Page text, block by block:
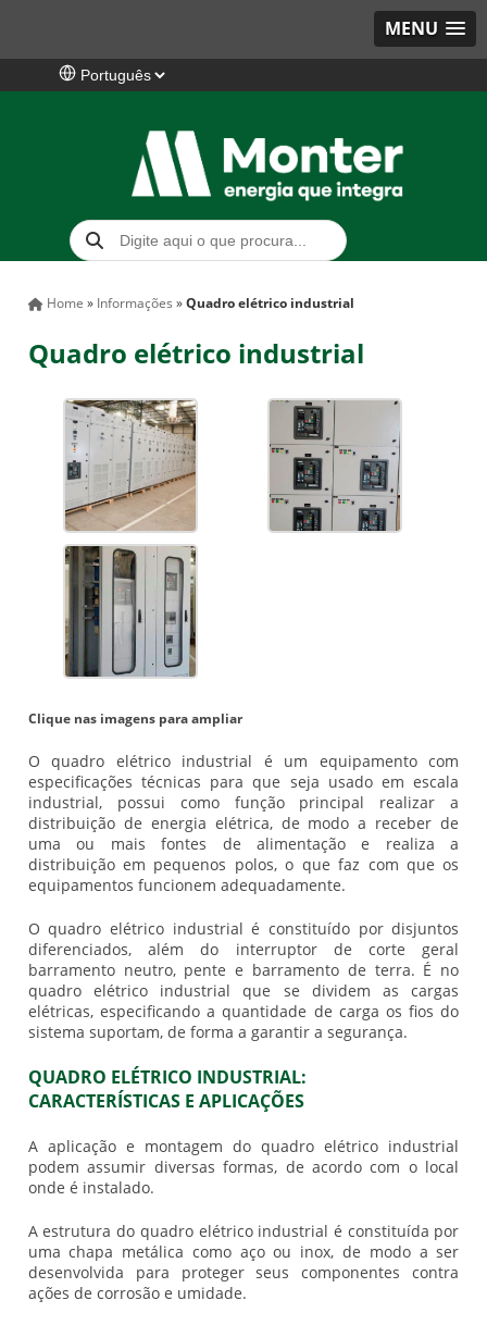
MENU
Home » Informações »Quadro elétrico industrial
Quadro elétrico industrial
Clique nas imagens para ampliar
Oquadro elétrico industrial é um equipamento com
especificações técnicas para que seja usado em escala
industrial, possui como função principal realizar a
distribuição de energia elétrica, de modo a receber de
uma ou mais fontes de alimentação e realiza a
distribuição em pequenos polos, o que faz com que os
equipamentos funcionem adequadamente.
Oquadro elétrico industrial é constituído por disjuntos
diferenciados, além do interruptor de corte geral
barramento neutro, pente e barramento de terra. É no
quadro elétrico industrial que se dividem as cargas
elétricas, especificando a quantidade de carga os fios do
sistema suportam, de forma a garantir a segurança.
QUADRO ELÉTRICO INDUSTRIAL:
CARACTERÍSTICAS E APLICAÇÕES
A aplicação e montagem doquadro elétrico industrial
podem assumir diversas formas, de acordo com o local
onde é instalado.
A estrutura do quadro elétrico industrial é constituída por
uma chapa metálica como aço ou inox, de modo a ser
desenvolvida para proteger seus componentes contra
ações de corrosão e umidade.